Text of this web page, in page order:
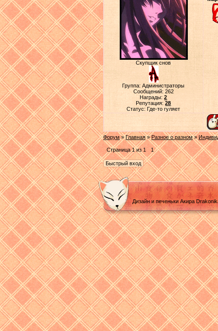
Скупщик снов
Группа: Администраторы
Сообщений: 262
Награды:2
Репутация:28
Статус:Где-то гуляет
Форум » Главная » Разное о разном »
Страница1из1 1
Дизайн и печеньки Акира